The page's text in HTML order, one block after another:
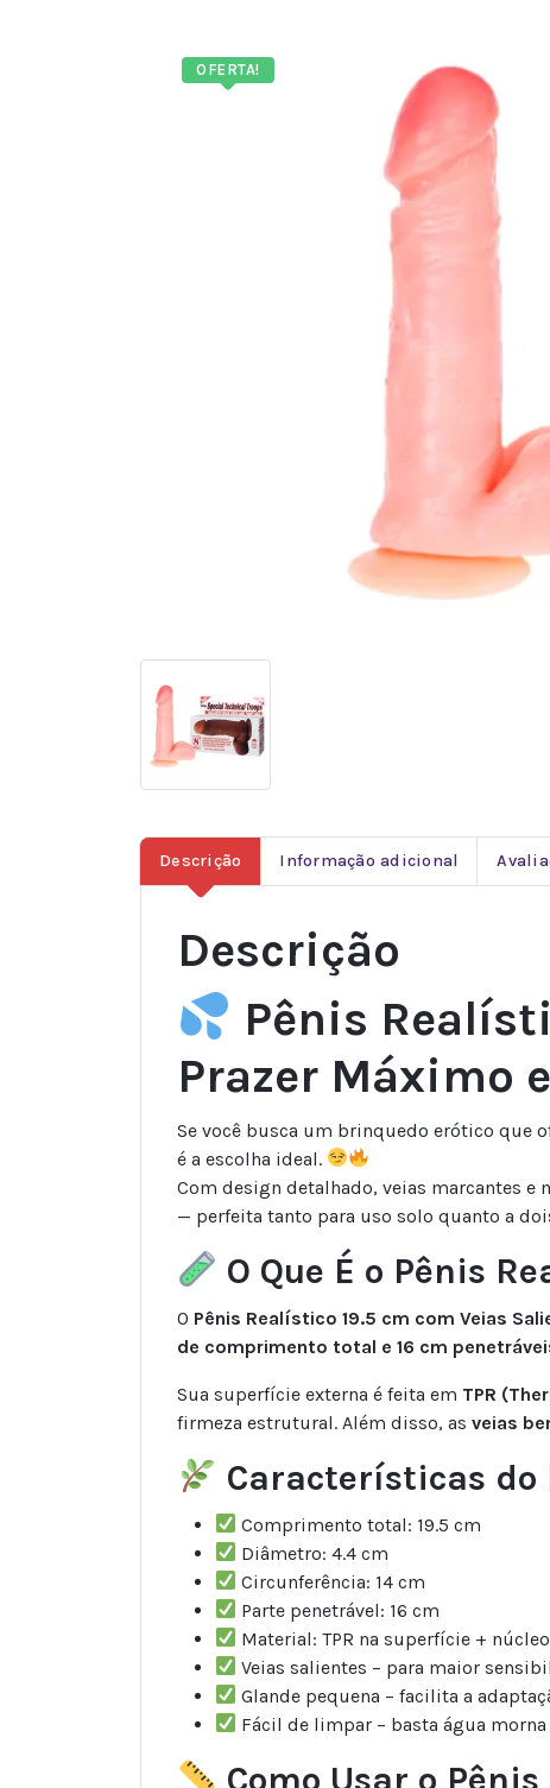
OFERTA!
Descrição Informação adicional
Descrição
Pênis
Prazer Máximo
Se você busca um brinquedo erótico que
é a escolha ideal.
Com design detalhado, veias marcantes
— perfeita tanto para uso solo quanto a
O Que É o Pênis
O Pênis Realístico 19.5 cm com Veias
de comprimento total e 16 cm
Sua superfície externa é feita em TPR
firmeza estrutural. Além disso, as veias
Características do
Comprimento total: 19.5 cm
Diâmetro: 4.4 cm
Circunferência: 14 cm
Parte penetrável: 16 cm
Material: TPR na superfície +
Veias salientes – para maior
Glande pequena – facilita a
Fácil de limpar – basta água